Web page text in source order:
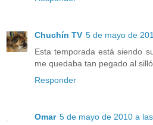
Chuchín TV 5 de mayo de
Esta temporada está siendo
me quedaba tan pegado al
Responder
Omar 5 de mayo de 2010 a